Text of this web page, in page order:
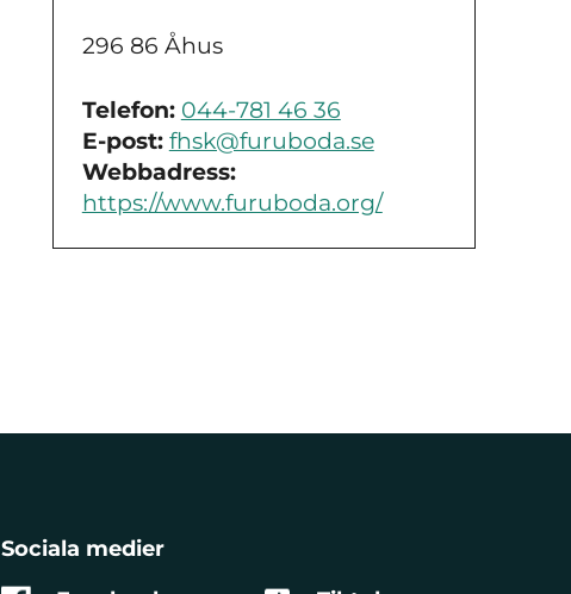
296 86 Åhus
Telefon: 044-781 46 36
E-post: fhsk@furuboda.se
Webbadress:
https://www.furuboda.org/
Sociala medier